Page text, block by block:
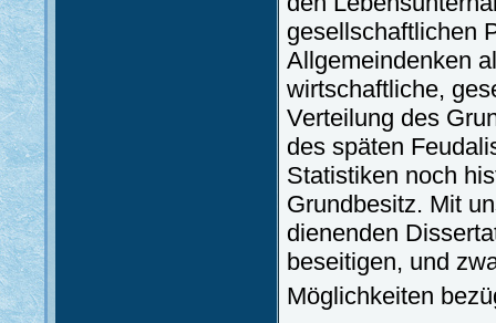
gesellschaftlichen
Allgemeindenken
wirtschaftliche,
Verteilung des
des späten
Statistiken noch
Grundbesitz. Mit
dienenden
beseitigen, und
Möglichkeiten